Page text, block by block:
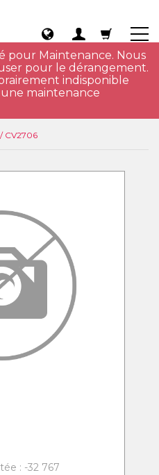
pour Maintenance. Nous
pour le dérangement.
indisponible
maintenance
CV2706
: -32 767